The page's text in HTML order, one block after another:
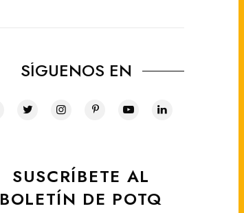
SÍGUENOS EN
SUSCRÍBETE AL
BOLETÍN DE POTQ